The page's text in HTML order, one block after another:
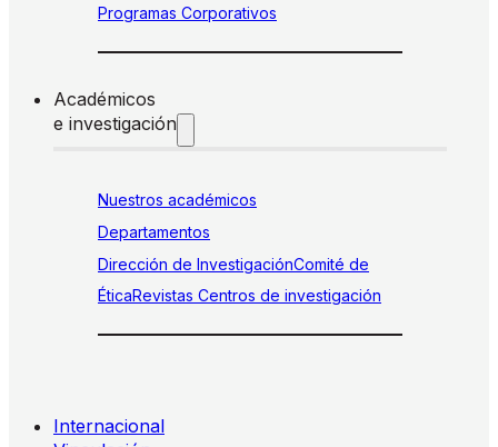
Programas Corporativos
Académicos
e investigación
Nuestros académicos
Departamentos
Dirección de InvestigaciónComité de
ÉticaRevistas Centros de investigación
Internacional